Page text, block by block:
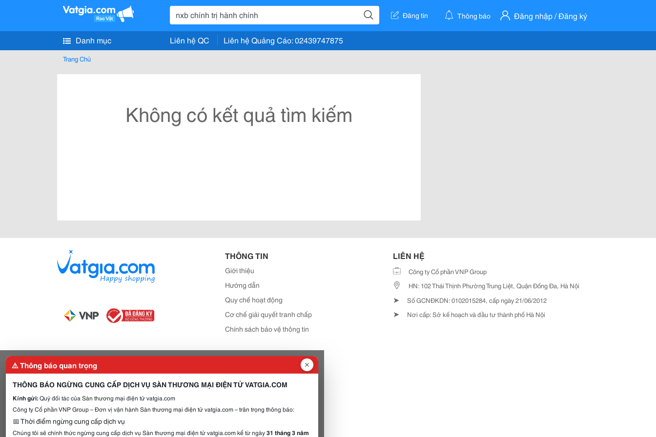
Đăng tin Thông báo Đăng nhập / Đăng ký
Danh mục Liên hệ QC Liên hệ Quảng Cáo: 02439747875
Trang Chủ
Không có kết quả tìm kiếm
THÔNG TIN
Giới thiệu
Hướng dẫn
Quy chế hoạt động
Cơ chế giải quyết tranh chấp
Chính sách bảo vệ thông tin
LIÊN HỆ
Công ty Cổ phần VNP Group
HN: 102 Thái Thịnh Phường Trung Liệt, Quận Đống Đa, Hà Nội
➤ Số GCNĐKDN: 0102015284, cấp ngày 21/06/2012
➤ Nơi cấp: Sở kế hoạch và đầu tư thành phố Hà Nội
⚠️ Thông báo quan trọng
THÔNG BÁO NGỪNG CUNG CẤP DỊCH VỤ SÀN THƯƠNG MẠI ĐIỆN TỬ VATGIA.COM
Kính gửi:Quý đối tác của Sàn thương mại điện tử vatgia.com
Công ty Cổ phần VNP Group – Đơn vị vận hành Sàn thương mại điện tử vatgia.com – trân trọng thông báo:
📅 Thời điểm ngừng cung cấp dịch vụ
Chúng tôi sẽ chính thức ngừng cung cấp dịch vụ Sàn thương mại điện tử vatgia.com kể từ ngày31 tháng 3 năm